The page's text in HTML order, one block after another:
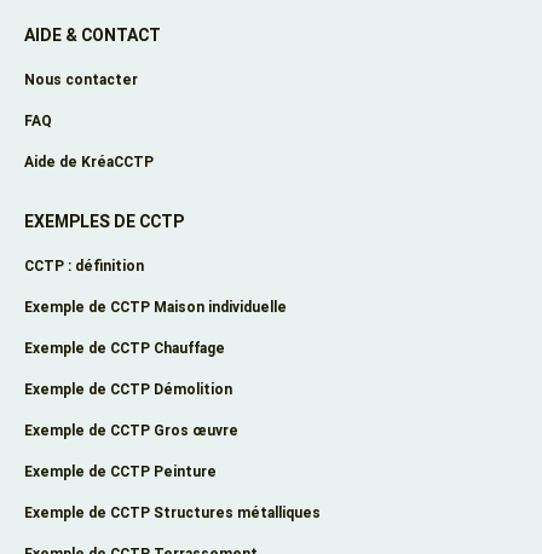
AIDE & CONTACT
Nous contacter
FAQ
Aide de KréaCCTP
EXEMPLES DE CCTP
CCTP : définition
Exemple de CCTP Maison individuelle
Exemple de CCTP Chauffage
Exemple de CCTP Démolition
Exemple de CCTP Gros œuvre
Exemple de CCTP Peinture
Exemple de CCTP Structures métalliques